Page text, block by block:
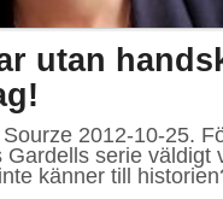
utan
2012-10-25.
serie väldigt
känner till